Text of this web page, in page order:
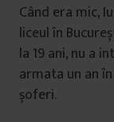
Când era mic,
liceul în
la 19 ani, nu a
armata un an
șoferi.